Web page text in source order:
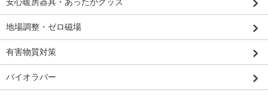
地場調整・ゼロ磁場
有害物質対策
バイオラバー